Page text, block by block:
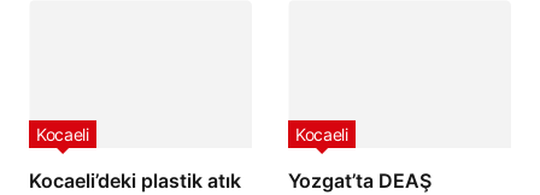
Kocaeli’deki plastik atık
Kocaeli
Yozgat’ta DEAŞ
Kocaeli